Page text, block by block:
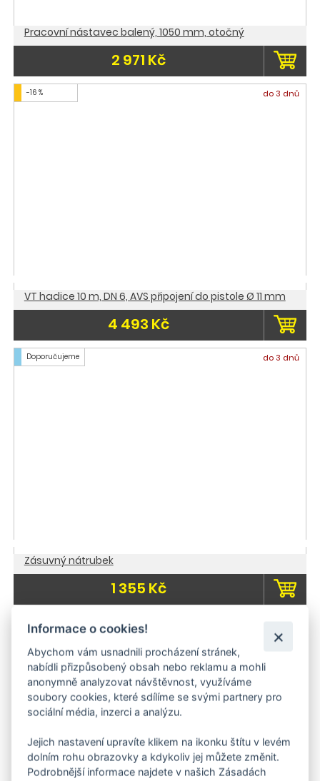
Pracovní nástavec balený, 1050 mm, otočný
2 971 Kč
-16 % do 3 dnů
VT hadice 10 m, DN 6, AVS připojení do pistole Ø 11 mm
4 493 Kč
Doporučujeme do 3 dnů
Zásuvný nátrubek
1 355 Kč
Doporučujeme
Informace o cookies!
Abychom vám usnadnili procházení stránek,
nabídli přizpůsobený obsah nebo reklamu a mohli
anonymně analyzovat návštěvnost, využíváme
soubory cookies, které sdílíme se svými partnery pro
sociální média, inzerci a analýzu.
Jejich nastavení upravíte klikem na ikonku štítu v levém
dolním rohu obrazovky a kdykoliv jej můžete změnit.
Podrobnější informace najdete v našich Zásadách